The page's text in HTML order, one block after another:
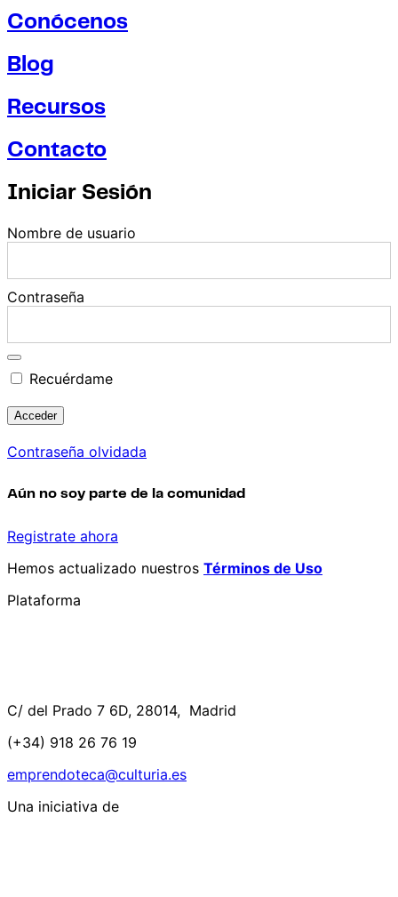
Conócenos
Blog
Recursos
Contacto
Iniciar Sesión
Nombre de usuario
Contraseña
Recuérdame
Contraseña olvidada
Aún no soy parte de la comunidad
Registrate ahora
Hemos actualizado nuestros Términos de Uso
Plataforma
C/ del Prado 7 6D, 28014, Madrid
(+34) 918 26 76 19
emprendoteca@culturia.es
Una iniciativa de